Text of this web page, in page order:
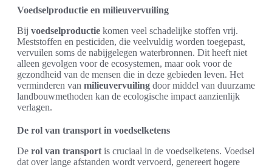
Voedselproductie en milieuvervuiling
Bij voedselproductie komen veel schadelijke stoffen vrij.
Meststoffen en pesticiden, die veelvuldig worden toegepast,
vervuilen soms de nabijgelegen waterbronnen. Dit heeft niet
alleen gevolgen voor de ecosystemen, maar ook voor de
gezondheid van de mensen die in deze gebieden leven. Het
verminderen van milieuvervuiling door middel van duurzame
landbouwmethoden kan de ecologische impact aanzienlijk
verlagen.
De rol van transport in voedselketens
De rol van transport is cruciaal in de voedselketens. Voedsel
dat over lange afstanden wordt vervoerd, genereert hogere